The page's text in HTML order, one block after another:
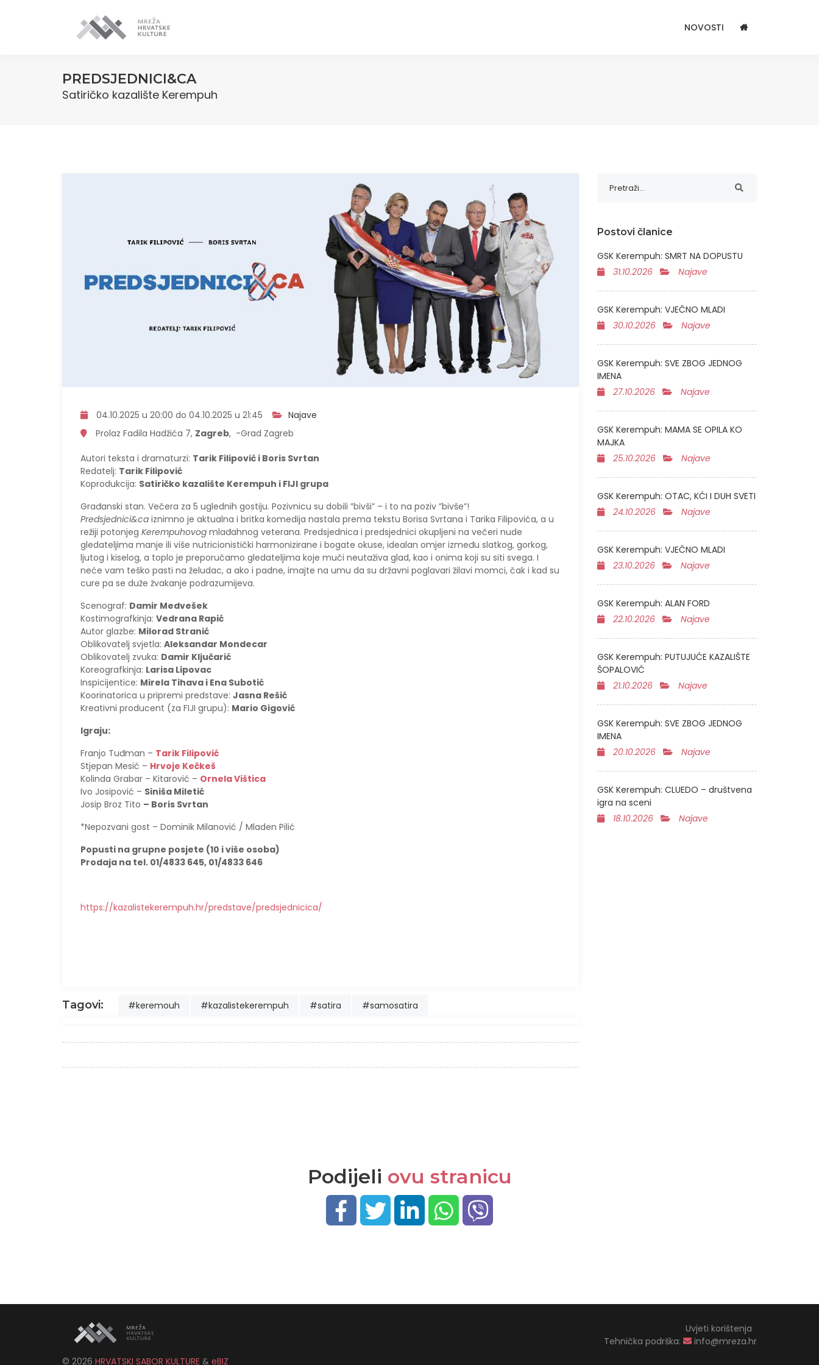
NOVOSTI
PREDSJEDNICI&CA
Satiričko kazalište Kerempuh
04.10.2025 u 20:00 do 04.10.2025 u 21:45
Najave
Prolaz Fadila Hadžića 7, Zagreb, -Grad Zagreb
Autori teksta i dramaturzi: Tarik Filipović i Boris Svrtan
Redatelj: Tarik Filipović
Koprodukcija: Satiričko kazalište Kerempuh i FIJI grupa
Građanski stan. Večera za 5 uglednih gostiju. Pozivnicu su dobili ”bivši” – i to na poziv ”bivše”!
Predsjednici&ca iznimno je aktualna i britka komedija nastala prema tekstu Borisa Svrtana i Tarika Filipovića, a u
režiji potonjeg Kerempuhovog mlađahnog veterana. Predsjednica i predsjednici okupljeni na večeri nude
gledateljima manje ili više nutricionistički harmonizirane i bogate okuse, idealan omjer između slatkog, gorkog,
ljutog i kiselog, a toplo je preporučamo gledateljima koje muči neutaživa glad, kao i onima koji su siti svega. I
neće vam teško pasti na želudac, a ako i padne, imajte na umu da su državni poglavari žilavi momci, čak i kad su
cure pa se duže žvakanje podrazumijeva.
Scenograf: Damir Medvešek
Kostimografkinja: Vedrana Rapić
Autor glazbe: Milorad Stranić
Oblikovatelj svjetla: Aleksandar Mondecar
Oblikovatelj zvuka: Damir Ključarić
Koreografkinja: Larisa Lipovac
Inspicijentice: Mirela Tihava i Ena Subotić
Koorinatorica u pripremi predstave: Jasna Rešić
Kreativni producent (za FIJI grupu): Mario Gigović
Igraju:
Franjo Tuđman – Tarik Filipović
Stjepan Mesić – Hrvoje Kečkeš
Kolinda Grabar – Kitarović – Ornela Vištica
Ivo Josipović – Siniša Miletić
Josip Broz Tito – Boris Svrtan
*Nepozvani gost – Dominik Milanović / Mladen Pilić
Popusti na grupne posjete (10 i više osoba)
Prodaja na tel. 01/4833 645, 01/4833 646
https://kazalistekerempuh.hr/predstave/predsjednicica/
Tagovi: #keremouh #kazalistekerempuh #satira #samosatira
Postovi članice
GSK Kerempuh: SMRT NA DOPUSTU
31.10.2026
Najave
GSK Kerempuh: VJEČNO MLADI
30.10.2026
Najave
GSK Kerempuh: SVE ZBOG JEDNOG
IMENA
27.10.2026
Najave
GSK Kerempuh: MAMA SE OPILA KO
MAJKA
25.10.2026
Najave
GSK Kerempuh: OTAC, KĆI I DUH SVETI
24.10.2026
Najave
GSK Kerempuh: VJEČNO MLADI
23.10.2026
Najave
GSK Kerempuh: ALAN FORD
22.10.2026
Najave
GSK Kerempuh: PUTUJUĆE KAZALIŠTE
ŠOPALOVIĆ
21.10.2026
Najave
GSK Kerempuh: SVE ZBOG JEDNOG
IMENA
20.10.2026
Najave
GSK Kerempuh: CLUEDO – društvena
igra na sceni
18.10.2026
Najave
Podijeli ovu stranicu
© 2026 HRVATSKI SABOR KULTURE & eBIZ
Uvjeti korištenja
Tehnička podrška:
info@mreza.hr